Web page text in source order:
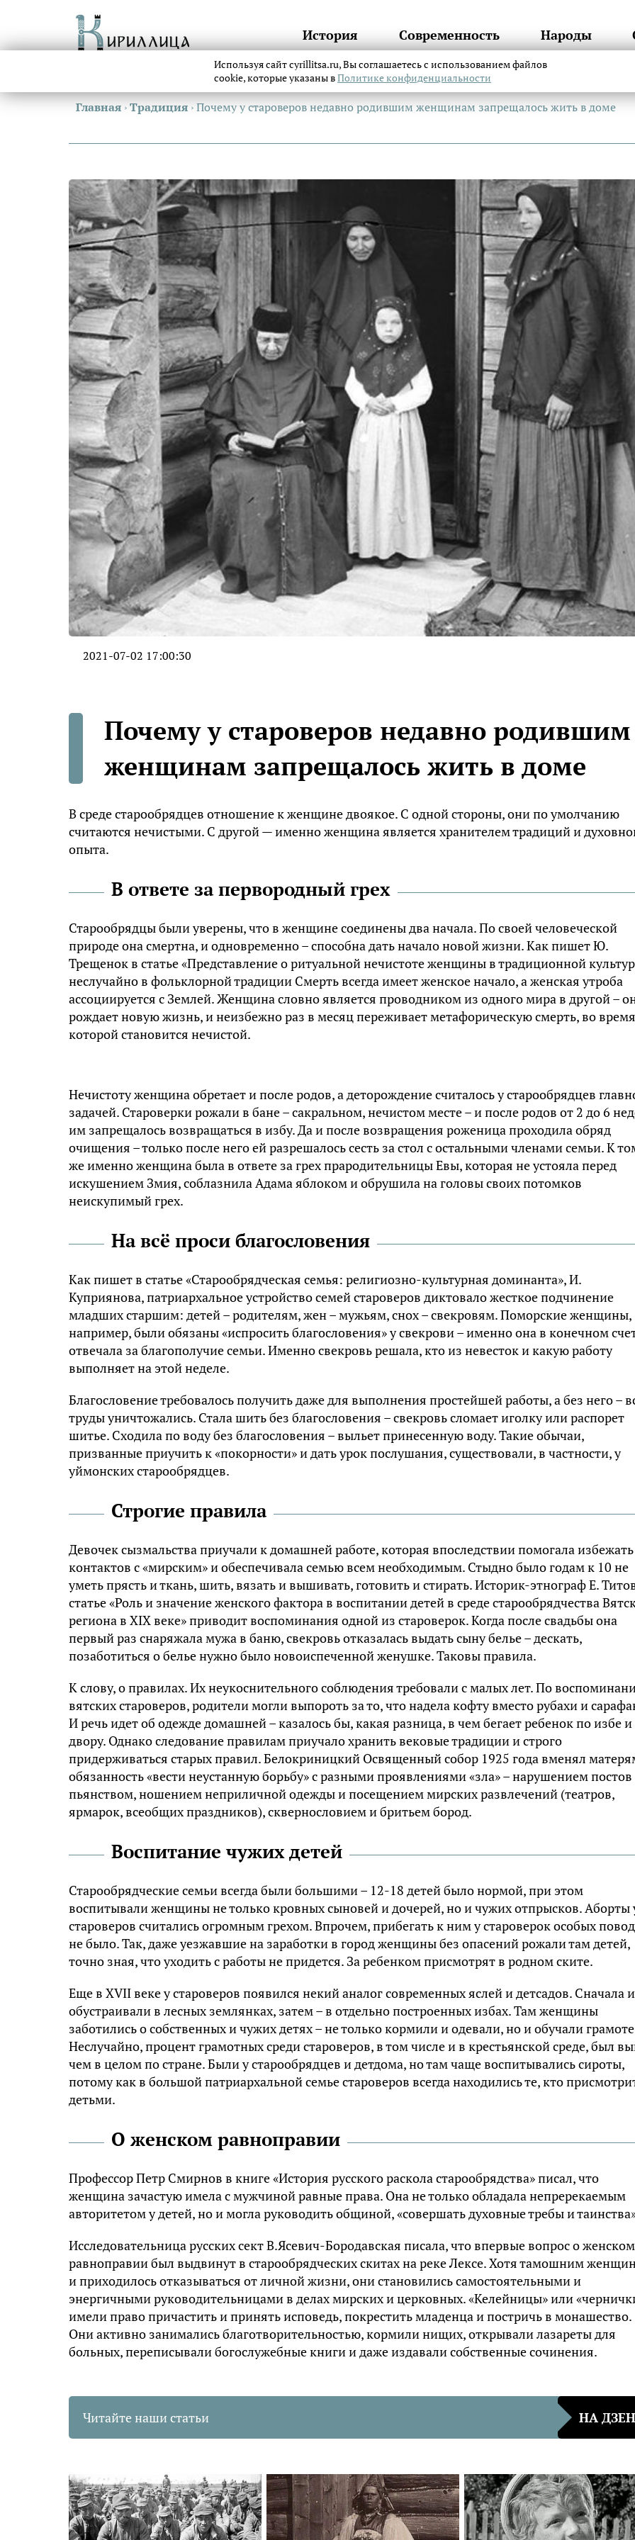
История Современность Народы
Главная ›Традиция ›Почему у староверов недавно родившим женщинам запрещалось жить в доме
2021-07-02 17:00:30
Почему у староверов недавно родившим
женщинам запрещалось жить в доме
В среде старообрядцев отношение к женщине двоякое. С одной стороны, они по умолчанию
считаются нечистыми. С другой — именно женщина является хранителем традиций и
опыта.
В ответе за первородный грех
Старообрядцы были уверены, что в женщине соединены два начала. По своей человеческой
природе она смертна, и одновременно – способна дать начало новой жизни. Как пишет Ю.
Трещенок в статье «Представление о ритуальной нечистоте женщины в традиционной
неслучайно в фольклорной традиции Смерть всегда имеет женское начало, а женская утроба
ассоциируется с Землей. Женщина словно является проводником из одного мира в другой –
рождает новую жизнь, и неизбежно раз в месяц переживает метафорическую смерть, во время
которой становится нечистой.
Нечистоту женщина обретает и после родов, а деторождение считалось у старообрядцев
задачей. Староверки рожали в бане – сакральном, нечистом месте – и после родов от 2 до 6
им запрещалось возвращаться в избу. Да и после возвращения роженица проходила обряд
очищения – только после него ей разрешалось сесть за стол с остальными членами семьи. К
же именно женщина была в ответе за грех прародительницы Евы, которая не устояла перед
искушением Змия, соблазнила Адама яблоком и обрушила на головы своих потомков
неискупимый грех.
На всё проси благословения
Как пишет в статье «Старообрядческая семья: религиозно-культурная доминанта», И.
Куприянова, патриархальное устройство семей староверов диктовало жесткое подчинение
младших старшим: детей – родителям, жен – мужьям, снох – свекровям. Поморские женщины,
например, были обязаны «испросить благословения» у свекрови – именно она в конечном
отвечала за благополучие семьи. Именно свекровь решала, кто из невесток и какую работу
выполняет на этой неделе.
Благословение требовалось получить даже для выполнения простейшей работы, а без него –
труды уничтожались. Стала шить без благословения – свекровь сломает иголку или распорет
шитье. Сходила по воду без благословения – выльет принесенную воду. Такие обычаи,
призванные приучить к «покорности» и дать урок послушания, существовали, в частности, у
уймонских старообрядцев.
Строгие правила
Девочек сызмальства приучали к домашней работе, которая впоследствии помогала избежать
контактов с «мирским» и обеспечивала семью всем необходимым. Стыдно было годам к 10 не
уметь прясть и ткань, шить, вязать и вышивать, готовить и стирать. Историк-этнограф Е.
статье «Роль и значение женского фактора в воспитании детей в среде старообрядчества
региона в XIX веке» приводит воспоминания одной из староверок. Когда после свадьбы она
первый раз снаряжала мужа в баню, свекровь отказалась выдать сыну белье – дескать,
позаботиться о белье нужно было новоиспеченной женушке. Таковы правила.
К слову, о правилах. Их неукоснительного соблюдения требовали с малых лет. По
вятских староверов, родители могли выпороть за то, что надела кофту вместо рубахи и
И речь идет об одежде домашней – казалось бы, какая разница, в чем бегает ребенок по избе и
двору. Однако следование правилам приучало хранить вековые традиции и строго
придерживаться старых правил. Белокриницкий Освященный собор 1925 года вменял
обязанность «вести неустанную борьбу» с разными проявлениями «зла» – нарушением
пьянством, ношением неприличной одежды и посещением мирских развлечений (театров,
ярмарок, всеобщих праздников), сквернословием и бритьем бород.
Воспитание чужих детей
Старообрядческие семьи всегда были большими – 12-18 детей было нормой, при этом
воспитывали женщины не только кровных сыновей и дочерей, но и чужих отпрысков. Аборты
староверов считались огромным грехом. Впрочем, прибегать к ним у староверок особых
не было. Так, даже уезжавшие на заработки в город женщины без опасений рожали там детей,
точно зная, что уходить с работы не придется. За ребенком присмотрят в родном ските.
Еще в XVII веке у староверов появился некий аналог современных яслей и детсадов. Сначала
обустраивали в лесных землянках, затем – в отдельно построенных избах. Там женщины
заботились о собственных и чужих детях – не только кормили и одевали, но и обучали
Неслучайно, процент грамотных среди староверов, в том числе и в крестьянской среде, был
чем в целом по стране. Были у старообрядцев и детдома, но там чаще воспитывались сироты,
потому как в большой патриархальной семье староверов всегда находились те, кто
детьми.
О женском равноправии
Профессор Петр Смирнов в книге «История русского раскола старообрядства» писал, что
женщина зачастую имела с мужчиной равные права. Она не только обладала непререкаемым
авторитетом у детей, но и могла руководить общиной, «совершать духовные требы и
Исследовательница русских сект В.Ясевич-Бородавская писала, что впервые вопрос о женском
равноправии был выдвинут в старообрядческих скитах на реке Лексе. Хотя тамошним
и приходилось отказываться от личной жизни, они становились самостоятельными и
энергичными руководительницами в делах мирских и церковных. «Келейницы» или
имели право причастить и принять исповедь, покрестить младенца и постричь в монашество.
Они активно занимались благотворительностью, кормили нищих, открывали лазареты для
больных, переписывали богослужебные книги и даже издавали собственные сочинения.
Читайте наши статьи НА ДЗЕН
Используя сайт cyrillitsa.ru, Вы соглашаетесь с использованием файлов
cookie, которые указаны вПолитике конфиденциальности